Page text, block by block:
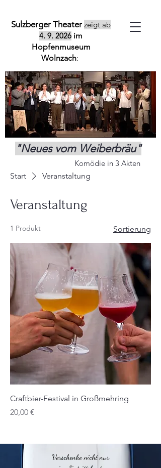
Sulzberger Theater zeigt ab
4. 9. 2026 im
Hopfenmuseum
Wolnzach:
"Neues vom Weiberbräu"
Komödie in 3 Akten
Start
Veranstaltung
Veranstaltung
1 Produkt Sortierung
Craftbier-Festival in Großmehring
Preis
20,00 €
Verschenke nicht nur